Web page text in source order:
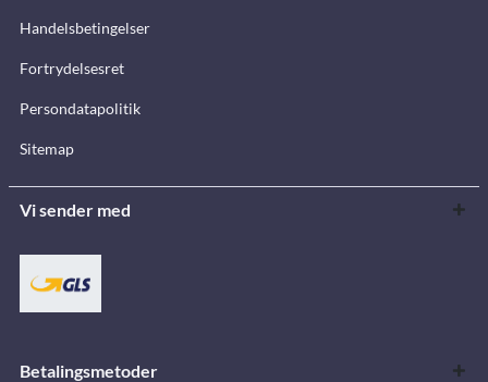
Handelsbetingelser
Fortrydelsesret
Persondatapolitik
Sitemap
Vi sender med
Betalingsmetoder